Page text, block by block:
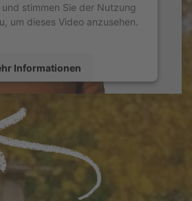
stimmen Sie der Nutzung
um dieses Video anzusehen.
Informationen
by
Platform